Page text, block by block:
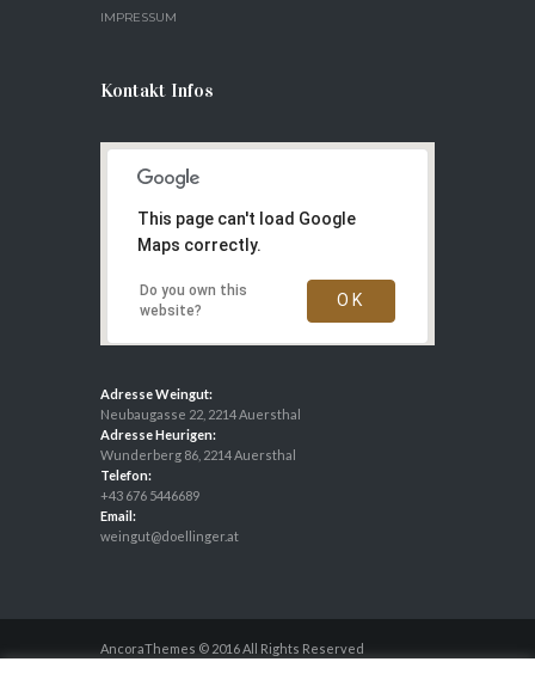
IMPRESSUM
Kontakt Infos
This page can't load Google
Maps correctly.
Do you own this
website?
OK
Adresse Weingut:
Neubaugasse 22, 2214 Auersthal
Adresse Heurigen:
Wunderberg 86, 2214 Auersthal
Telefon:
+43 676 5446689
Email:
weingut@doellinger.at
AncoraThemes © 2016 All Rights Reserved